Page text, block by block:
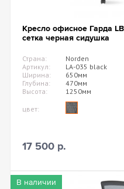
Кресло офисное Гарда
сетка черная сидушка
Страна:
Norden
Артикул:
LA-035 black
Ширина:
650мм
Глубина:
470мм
Высота:
1250мм
цвет:
17 500 р.
В наличии